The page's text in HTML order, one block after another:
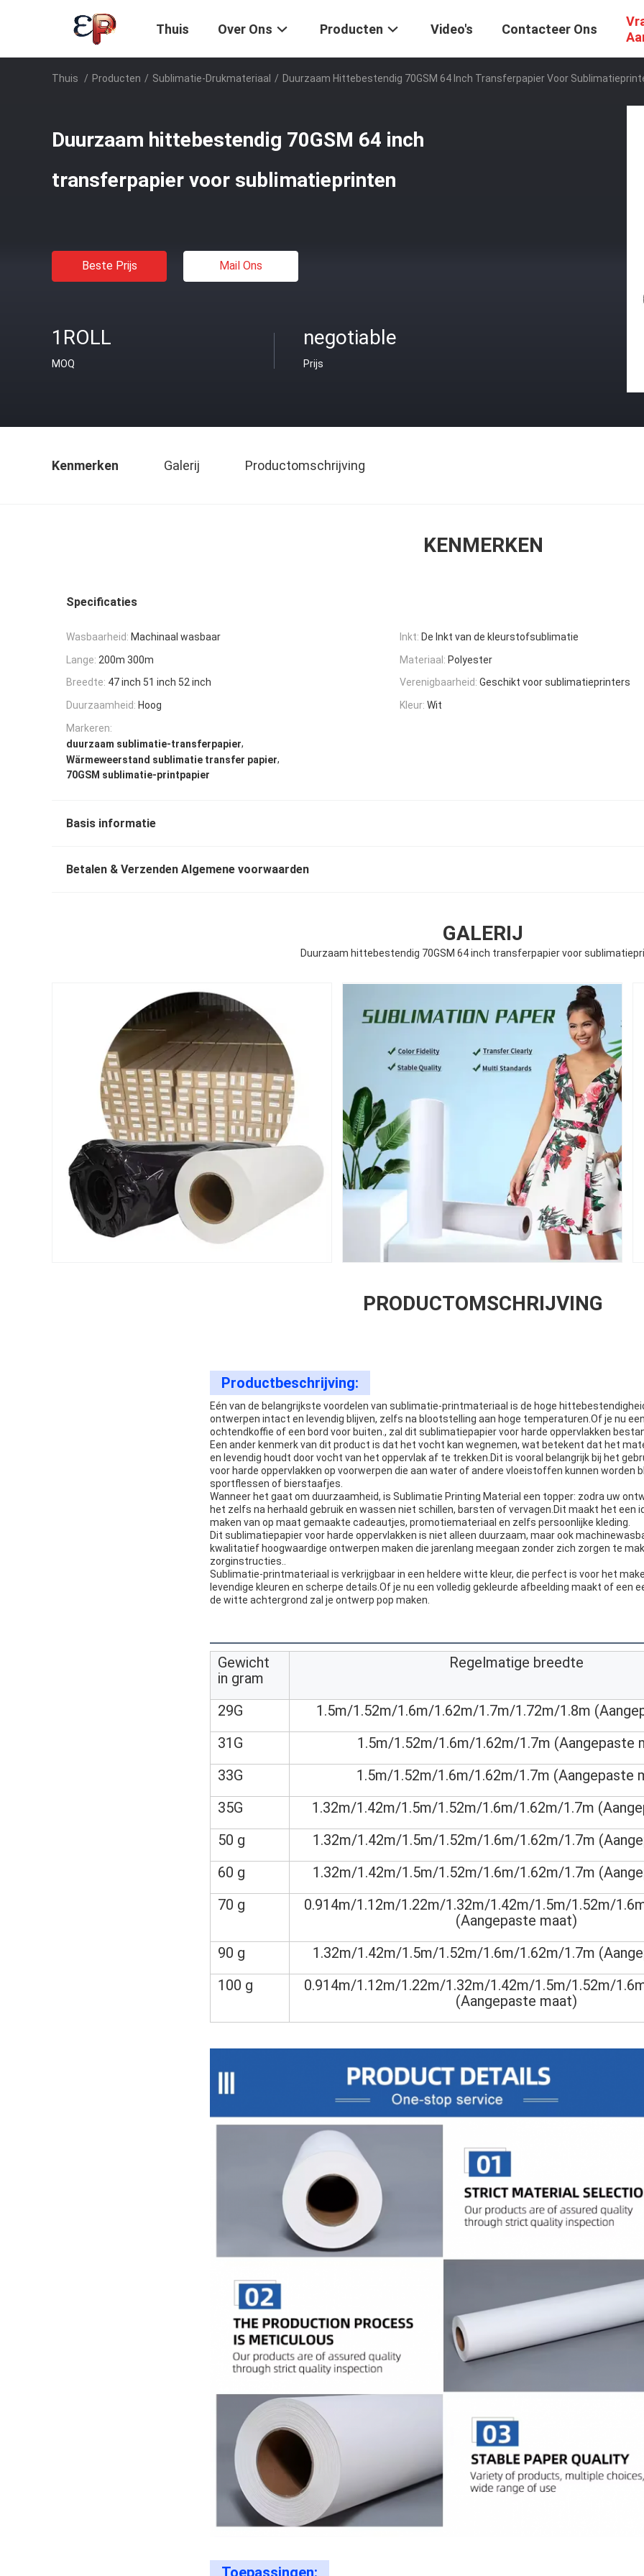
Thuis Over Ons Producten Video's Contacteer Ons
Thuis / Producten / Sublimatie-Drukmateriaal / Duurzaam Hittebestendig 70GSM 64 Inch Transferpapier Voor
Duurzaam hittebestendig 70GSM 64 inch
transferpapier voor sublimatieprinten
Beste Prijs Mail Ons
1ROLL
MOQ
negotiable
Prijs
Kenmerken Galerij Productomschrijving
KENMERKEN
Specificaties
Wasbaarheid: Machinaal wasbaar Inkt: De Inkt van de kleurstofsublimatie
Lange: 200m 300m Materiaal: Polyester
Breedte: 47 inch 51 inch 52 inch Verenigbaarheid: Geschikt voor sublimatieprinters
Duurzaamheid: Hoog Kleur: Wit
Markeren:
duurzaam sublimatie-transferpapier,
Wärmeweerstand sublimatie transfer papier,
70GSM sublimatie-printpapier
Basis informatie
Betalen & Verzenden Algemene voorwaarden
GALERIJ
Duurzaam hittebestendig 70GSM 64 inch transferpapier voor
PRODUCTOMSCHRIJVING
Productbeschrijving:
Eén van de belangrijkste voordelen van sublimatie-printmateriaal is de hoge
ontwerpen intact en levendig blijven, zelfs na blootstelling aan hoge temperaturen.Of je nu
ochtendkoffie of een bord voor buiten., zal dit sublimatiepapier voor harde oppervlakken
Een ander kenmerk van dit product is dat het vocht kan wegnemen, wat betekent dat het
en levendig houdt door vocht van het oppervlak af te trekken.Dit is vooral belangrijk bij het
voor harde oppervlakken op voorwerpen die aan water of andere vloeistoffen kunnen worden
sportflessen of bierstaafjes.
Wanneer het gaat om duurzaamheid, is Sublimatie Printing Material een topper: zodra uw
het zelfs na herhaald gebruik en wassen niet schillen, barsten of vervagen.Dit maakt het een
maken van op maat gemaakte cadeautjes, promotiemateriaal en zelfs persoonlijke kleding.
Dit sublimatiepapier voor harde oppervlakken is niet alleen duurzaam, maar ook
kwalitatief hoogwaardige ontwerpen maken die jarenlang meegaan zonder zich zorgen te
zorginstructies..
Sublimatie-printmateriaal is verkrijgbaar in een heldere witte kleur, die perfect is voor het
levendige kleuren en scherpe details.Of je nu een volledig gekleurde afbeelding maakt of een
de witte achtergrond zal je ontwerp pop maken.
Gewicht
in gram
Regelmatige breedte
29G
1.5m/1.52m/1.6m/1.62m/1.7m/1.72m/1.8m
31G
1.5m/1.52m/1.6m/1.62m/1.7m (Aangepaste
33G
1.5m/1.52m/1.6m/1.62m/1.7m (Aangepaste
35G
1.32m/1.42m/1.5m/1.52m/1.6m/1.62m/1.7m
50 g
1.32m/1.42m/1.5m/1.52m/1.6m/1.62m/1.7m
60 g
1.32m/1.42m/1.5m/1.52m/1.6m/1.62m/1.7m
70 g
0.914m/1.12m/1.22m/1.32m/1.42m/1.5m/1.52m/
(Aangepaste maat)
90 g
1.32m/1.42m/1.5m/1.52m/1.6m/1.62m/1.7m
100 g
0.914m/1.12m/1.22m/1.32m/1.42m/1.5m/1.52m/
(Aangepaste maat)
Toepassingen: